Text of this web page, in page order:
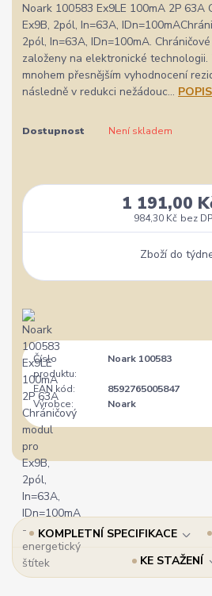
Noark 100583 Ex9LE 100mA 2P 63A
Ex9B, 2pól, In=63A,
2pól, In=63A, IDn=100mA.
založeny na elektronické
mnohem přesnějším vyhodnocení
následně v redukci nežádouc...
Dostupnost Není skladem
1 191,00
984,30 Kč bez
Zboží do
Číslo
produktu:
Noark 100583
EAN kód:
8592765005847
Výrobce:
Noark
KOMPLETNÍ SPECIFIKACE
KE STAŽENÍ